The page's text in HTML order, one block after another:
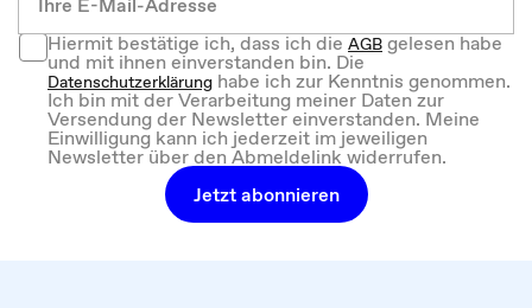
Hiermit bestätige ich, dass ich dieAGBgelesen habe
und mit ihnen einverstanden bin. Die
Datenschutzerklärung habe ich zur Kenntnis genommen.
Ich bin mit der Verarbeitung meiner Daten zur
Versendung der Newsletter einverstanden. Meine
Einwilligung kann ich jederzeit im jeweiligen
Newsletter über den Abmeldelink widerrufen.
Jetzt abonnieren